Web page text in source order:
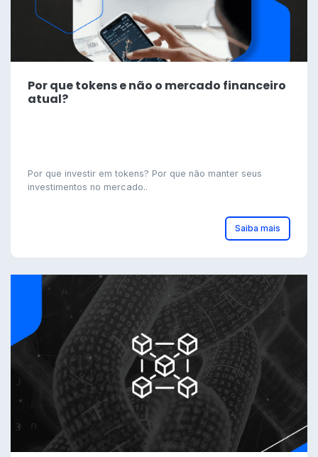
Por que tokens e não o mercado financeiro
atual?
Por que investir em tokens? Por que não manter seus
investimentos no mercado..
Saiba mais